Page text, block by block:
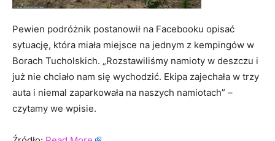
Pewien podróżnik postanowił na Facebooku opisać
sytuację, która miała miejsce na jednym z kempingów w
Borach Tucholskich. „Rozstawiliśmy namioty w deszczu i
już nie chciało nam się wychodzić. Ekipa zajechała w trzy
auta i niemal zaparkowała na naszych namiotach” –
czytamy we wpisie.